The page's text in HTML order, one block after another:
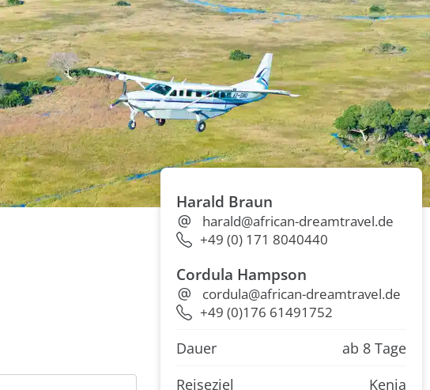
Harald Braun
harald@african-dreamtravel.de
+49 (0) 171 8040440
Cordula Hampson
cordula@african-dreamtravel.de
+49 (0)176 61491752
Dauer
Reiseziel
ab 8 Tage
Kenia